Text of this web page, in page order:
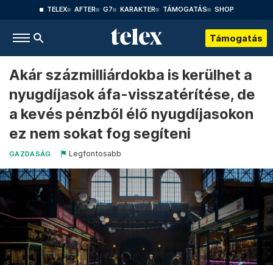
TELEX AFTER G7 KARAKTER TÁMOGATÁS SHOP
Támogatás
Akár százmilliárdokba is kerülhet a
nyugdíjasok áfa-visszatérítése, de
a kevés pénzből élő nyugdíjasokon
ez nem sokat fog segíteni
GAZDASÁG Legfontosabb